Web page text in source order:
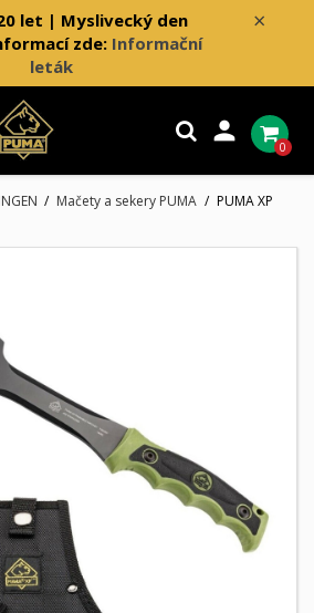
×
let | Myslivecký den
zde: Informační
leták

0
Mačety a sekery PUMA
PUMA XP